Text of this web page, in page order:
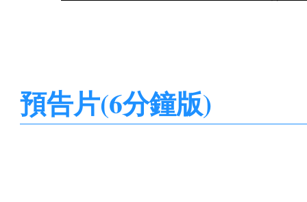
預告片(6分鐘版)